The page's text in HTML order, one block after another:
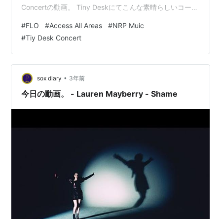
Concertの動画。 Tiny Deskにてこんな素晴らしいコーラ
イですね。 amzn.to ランキング参加中音楽
#FLO #Access All Areas #NRP Muic
#Tiy Desk Concert
sox diary • 3年前
今日の動画。 - Lauren Mayberry - Shame